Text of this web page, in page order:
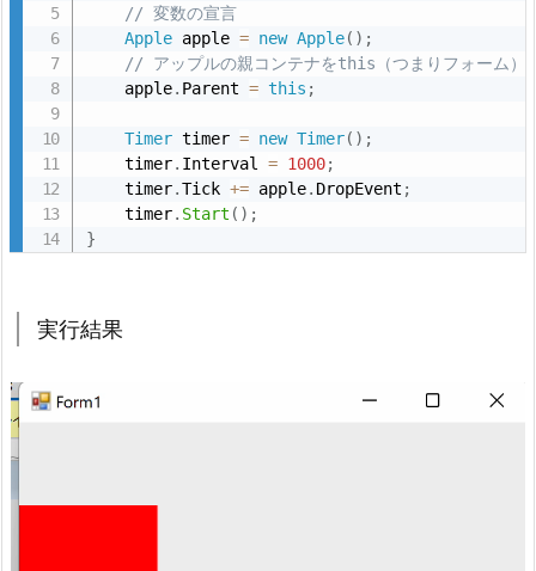
// 変数の宣言
Apple apple = new Apple( ) ;
// アップルの親コンテナをthis（つまりフォーム）
    apple
. Parent = this ;
Timer timer = new Timer( ) ;
    timer
. Interval = 1000;
    timer
.Tick += apple. DropEvent ;
    timer
. Start ( ) ;
}
実行結果